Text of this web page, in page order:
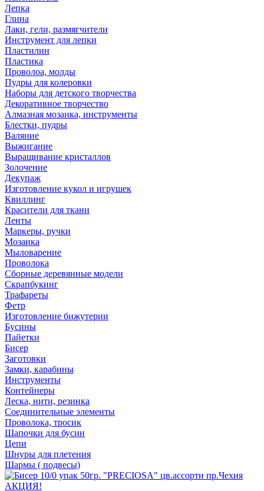
Лепка
Глина
Лаки, гели, размягчители
Инструмент для лепки
Пластилин
Пластика
Проволоа, молды
Пудры для колеровки
Наборы для детского творчества
Декоративное творчество
Алмазная мозаика, инструменты
Блестки, пудры
Валяние
Выжигание
Выращивание кристаллов
Золочение
Декупаж
Изготовление кукол и игрушек
Квиллинг
Красители для ткани
Ленты
Маркеры, ручки
Мозаика
Мыловарение
Проволока
Сборные деревянные модели
Скрапбукинг
Трафареты
Фетр
Изготовление бижутерии
Бусины
Пайетки
Бисер
Заготовки
Замки, карабины
Инструменты
Контейнеры
Леска, нити, резинка
Соединительные элементы
Проволока, тросик
Шапочки для бусин
Цепи
Шнуры для плетения
Шармы ( подвесы)